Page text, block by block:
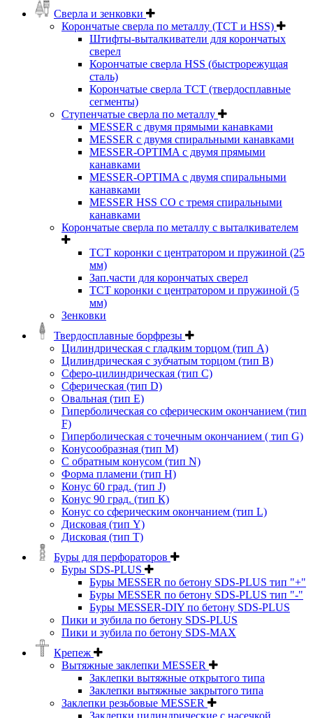
Сверла и зенковки
Корончатые сверла по металлу (TCT и HSS)
Штифты-выталкиватели для корончатых
сверел
Корончатые сверла HSS (быстрорежущая
сталь)
Корончатые сверла TCT (твердосплавные
сегменты)
Ступенчатые сверла по металлу
MESSER с двумя прямыми канавками
MESSER с двумя спиральными канавками
MESSER-OPTIMA с двумя прямыми
канавками
MESSER-OPTIMA с двумя спиральными
канавками
MESSER HSS CО с тремя спиральными
канавками
Корончатые сверла по металлу c выталкивателем
ТСТ коронки с центратором и пружиной (25
мм)
Зап.части для корончатых сверел
ТСТ коронки с центратором и пружиной (5
мм)
Зенковки
Твердосплавные борфрезы
Цилиндрическая с гладким торцом (тип А)
Цилиндрическая с зубчатым торцом (тип В)
Сферо-цилиндрическая (тип С)
Сферическая (тип D)
Овальная (тип Е)
Гиперболическая со сферическим окончанием (тип
F)
Гиперболическая с точечным окончанием ( тип G)
Конусообразная (тип М)
C обратным конусом (тип N)
Форма пламени (тип H)
Конус 60 град. (тип J)
Конус 90 град. (тип К)
Конус со сферическим окончанием (тип L)
Дисковая (тип Y)
Дисковая (тип Т)
Буры для перфораторов
Буры SDS-PLUS
Буры MESSER по бетону SDS-PLUS тип "+"
Буры MESSER по бетону SDS-PLUS тип "-"
Буры MESSER-DIY по бетону SDS-PLUS
Пики и зубила по бетону SDS-PLUS
Пики и зубила по бетону SDS-MAX
Крепеж
Вытяжные заклепки MESSER
Заклепки вытяжные открытого типа
Заклепки вытяжные закрытого типа
Заклепки резьбовые MESSER
Заклепки цилиндрические с насечкой